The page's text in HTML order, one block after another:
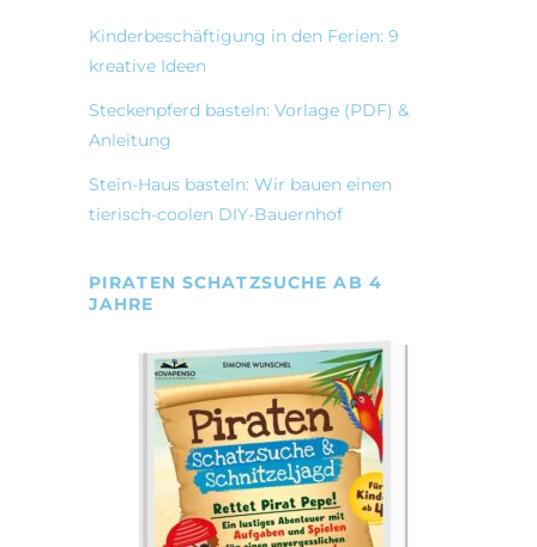
Kinderbeschäftigung in den Ferien: 9
kreative Ideen
Steckenpferd basteln: Vorlage (PDF) &
Anleitung
Stein-Haus basteln: Wir bauen einen
tierisch-coolen DIY-Bauernhof
PIRATEN SCHATZSUCHE AB 4
JAHRE